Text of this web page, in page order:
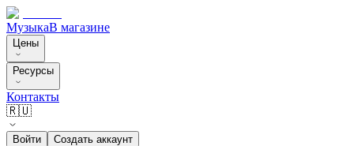
МузыкаВ магазине
Цены
Ресурсы
Контакты
🇷🇺
Войти Создать аккаунт